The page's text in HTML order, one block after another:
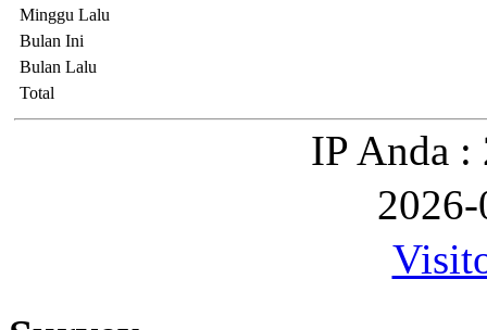
Minggu Lalu
Bulan Ini
Bulan Lalu
Total
IP Anda :